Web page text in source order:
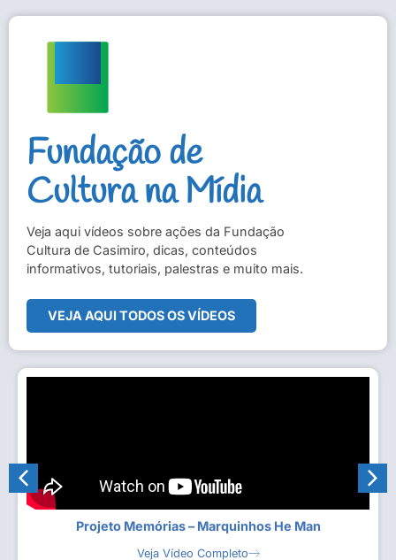
Fundação de
Cultura na Mídia
Veja aqui vídeos sobre ações da Fundação
Cultura de Casimiro, dicas, conteúdos
informativos, tutoriais, palestras e muito mais.
VEJA AQUI TODOS OS VÍDEOS
Projeto Memórias – Marquinhos He Man
Veja Vídeo Completo